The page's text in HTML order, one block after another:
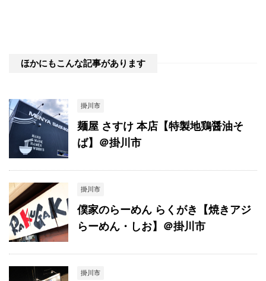
ほかにもこんな記事があります
掛川市
麺屋 さすけ 本店【特製地鶏醤油そ
ば】＠掛川市
掛川市
僕家のらーめん らくがき【焼きアジ
らーめん・しお】＠掛川市
掛川市